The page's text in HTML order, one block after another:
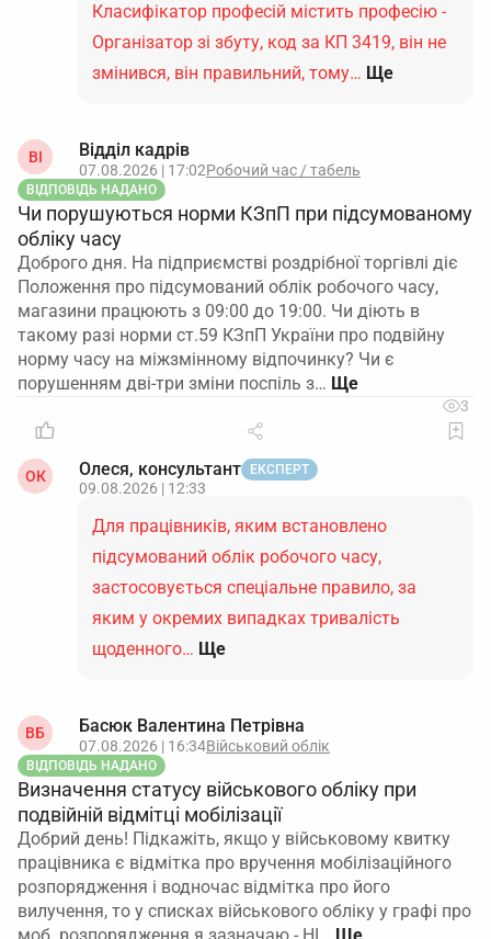
Класифікатор професій містить професію -
Організатор зі збуту, код за КП 3419, він не
змінився, він правильний, тому… Ще
ВІ Відділ кадрів
07.08.2026 | 17:02Робочий час / табель
ВІДПОВІДЬ НАДАНО
Чи порушуються норми КЗпП при підсумованому
обліку часу
Доброго дня. На підприємстві роздрібної торгівлі діє
Положення про підсумований облік робочого часу,
магазини працюють з 09:00 до 19:00. Чи діють в
такому разі норми ст.59 КЗпП України про подвійну
норму часу на міжзмінному відпочинку? Чи є
порушенням дві-три зміни поспіль з…
3
ОК Олеся, консультант ЕКСПЕРТ
09.08.2026 | 12:33
Для працівників, яким встановлено
підсумований облік робочого часу,
застосовується спеціальне правило, за
яким у окремих випадках тривалість
щоденного… Ще
ВБ Басюк Валентина Петрівна
07.08.2026 | 16:34Військовий облік
ВІДПОВІДЬ НАДАНО
Визначення статусу військового обліку при
подвійній відмітці мобілізації
Добрий день! Підкажіть, якщо у військовому квитку
працівника є відмітка про вручення мобілізаційного
розпорядження і водночас відмітка про його
вилучення, то у списках військового обліку у графі про